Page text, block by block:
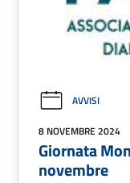
AVVISI
8 NOVEMBRE 2024
Giornata
novembre